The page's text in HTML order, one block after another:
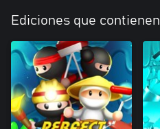
Ediciones que